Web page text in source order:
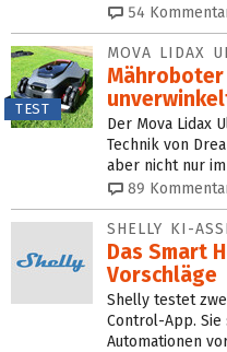
54
TEST
MOVA LIDAX
Der Mova Lidax
Technik von
aber nicht nur im
89
SHELLY KI-
Das Smart
Vorschläge
Shelly testet
Control-App. Sie
Automationen